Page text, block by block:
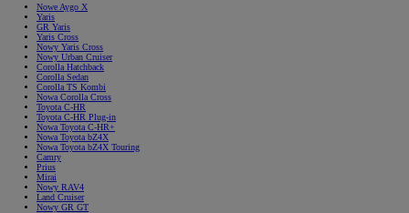
Nowe Aygo X
Yaris
GR Yaris
Yaris Cross
Nowy Yaris Cross
Nowy Urban Cruiser
Corolla Hatchback
Corolla Sedan
Corolla TS Kombi
Nowa Corolla Cross
Toyota C-HR
Toyota C-HR Plug-in
Nowa Toyota C-HR+
Nowa Toyota bZ4X
Nowa Toyota bZ4X Touring
Camry
Prius
Mirai
Nowy RAV4
Land Cruiser
Nowy GR GT